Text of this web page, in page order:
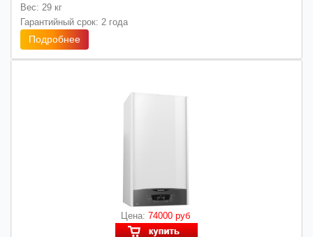
Вес: 29 кг
Гарантийный срок: 2 года
Подробнее
Цена: 74000 руб